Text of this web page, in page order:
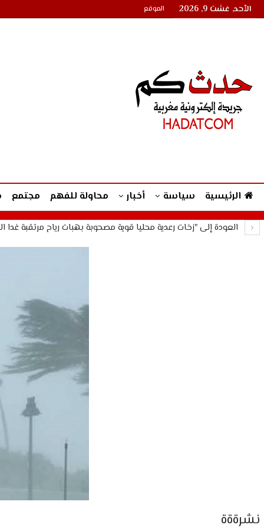
الأحد, غشت 9, 2026 الموقع
الرئيسية سياسة أخبار محاولة للفهم مجتمع
العودة إلى "زخات رعدية محليا قوية مصحوبة بهبات رياح مرتقبة
نشرةةة